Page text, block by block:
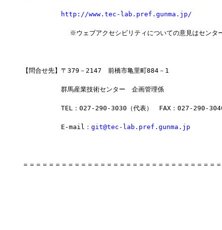
http://www.tec-lab.pref.gunma.jp/
※ウェブアクセシビリティについての意見はセンタ
【問合せ先】〒379－2147　前橋市亀里町884－1
群馬産業技術センター　企画管理係
TEL：027-290-3030（代表）　FAX：027-290-
E-mail： git@tec-lab.pref.gunma.jp
＝＝＝＝＝＝＝＝＝＝＝＝＝＝＝＝＝＝＝＝＝＝＝＝＝＝＝＝＝＝